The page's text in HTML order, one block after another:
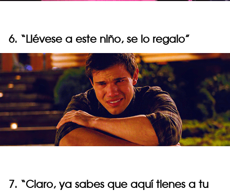
6. “Llévese a este niño, se lo regalo”
7. “Claro, ya sabes que aquí tienes a tu